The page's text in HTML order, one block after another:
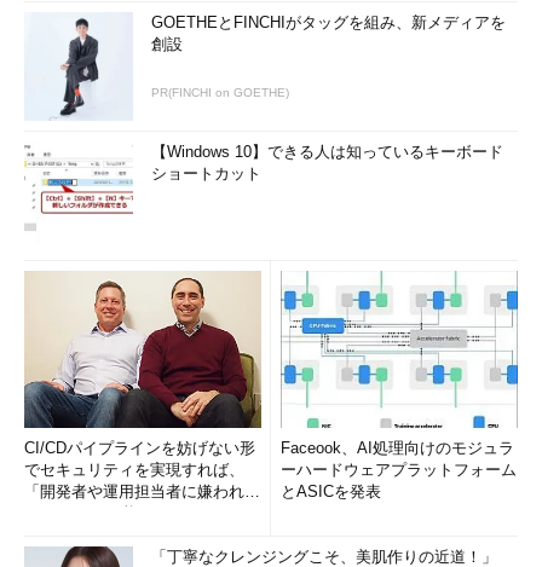
GOETHEとFINCHIがタッグを組み、新メディアを
創設
PR(FINCHI on GOETHE)
【Windows 10】できる人は知っているキーボード
ショートカット
CI/CDパイプラインを妨げない形
でセキュリティを実現すれば、
「開発者や運用担当者に嫌われな
Faceook、AI処理向けのモジュラ
ーハードウェアプラットフォーム
とASICを発表
「丁寧なクレンジングこそ、美肌作りの近道！」